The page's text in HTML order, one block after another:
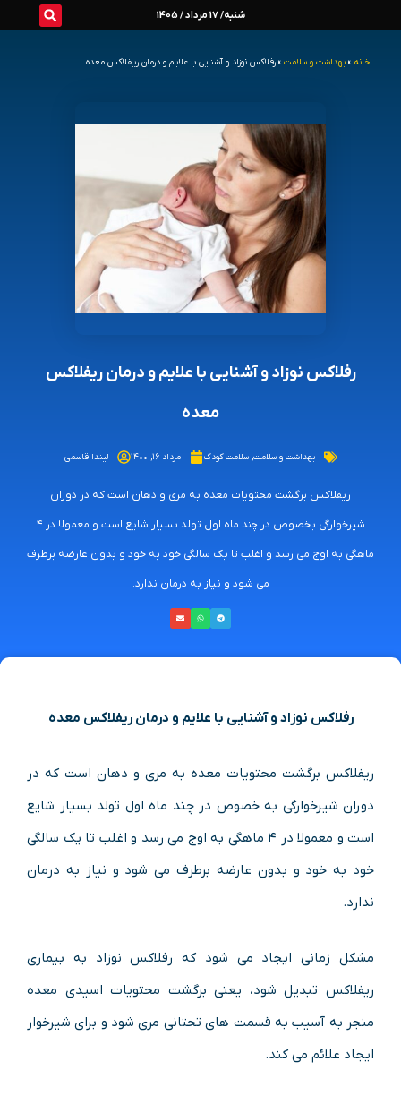
شنبه/ 17 مرداد / 1405
خانه » بهداشت و سلامت » رفلاکس نوزاد و آشنایی با علایم و درمان ریفلاکس معده
رفلاکس نوزاد و آشنایی با علایم و درمان ریفلاکس
معده
بهداشت و سلامت,سلامت کودک مرداد ۱۶, ۱۴۰۰ لیندا قاسمی
ریفلاکس برگشت محتویات معده به مری و دهان است که در دوران
شیرخوارگی بخصوص در چند ماه اول تولد بسیار شایع است و معمولا در ٤
ماهگی به اوج می رسد و اغلب تا یک سالگی خود به خود و بدون عارضه برطرف
می شود و نیاز به درمان ندارد.
رفلاکس نوزاد و آشنایی با علایم و درمان ریفلاکس معده
ریفلاکس برگشت محتویات معده به مری و دهان است که در
دوران شیرخوارگی به خصوص در چند ماه اول تولد بسیار شایع
است و معمولا در ۴ ماهگی به اوج می رسد و اغلب تا یک سالگی
خود به خود و بدون عارضه برطرف می شود و نیاز به درمان
ندارد.
مشکل زمانی ایجاد می شود که رفلاکس نوزاد به بیماری
ریفلاکس تبدیل شود، یعنی برگشت محتویات اسیدی معده
منجر به آسیب به قسمت های تحتانی مری شود و برای شیرخوار
ایجاد علائم می کند.